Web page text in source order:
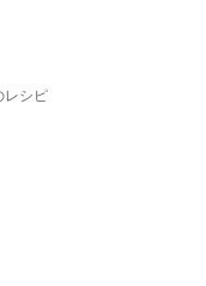
レシピ